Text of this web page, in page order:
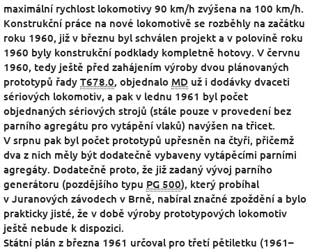
maximální rychlost lokomotivy 90 km/h zvýšena na 100 km/h.
Konstrukční práce na nové lokomotivě se rozběhly na začátku
roku 1960, již v březnu byl schválen projekt a v polovině roku
1960 byly konstrukční podklady kompletně hotovy. V červnu
1960, tedy ještě před zahájením výroby dvou plánovaných
prototypů řady T678.0, objednalo MD už i dodávky dvaceti
sériových lokomotiv, a pak v lednu 1961 byl počet
objednaných sériových strojů (stále pouze v provedení bez
parního agregátu pro vytápění vlaků) navýšen na třicet.
V srpnu pak byl počet prototypů upřesněn na čtyři, přičemž
dva z nich měly být dodatečně vybaveny vytápěcími parními
agregáty. Dodatečně proto, že již zadaný vývoj parního
generátoru (pozdějšího typu PG 500), který probíhal
v Juranových závodech v Brně, nabíral značné zpoždění a bylo
prakticky jisté, že v době výroby prototypových lokomotiv
ještě nebude k dispozici.
Státní plán z března 1961 určoval pro třetí pětiletku (1961–